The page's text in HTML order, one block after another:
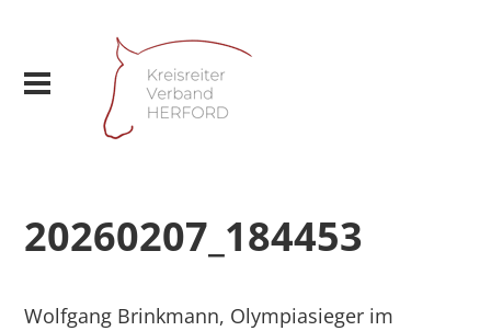
20260207_184453
Wolfgang Brinkmann, Olympiasieger im